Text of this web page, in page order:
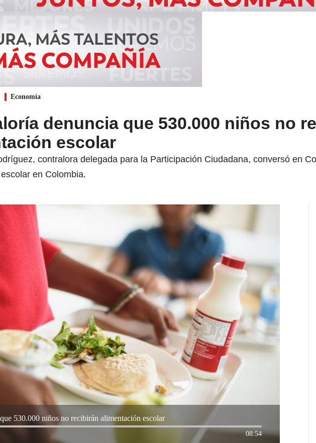
Economía
denuncia que 530.000 niños no
escolar
contralora delegada para la Participación Ciudadana, conversó en
en Colombia.
530.000 niños no recibirán alimentación escolar
08:54